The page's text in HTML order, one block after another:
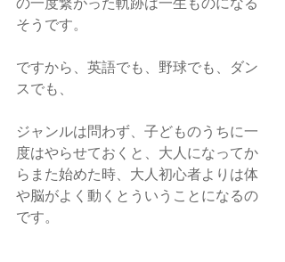
の一度繋がった軌跡は一生ものになる
そうです。
ですから、英語でも、野球でも、ダン
スでも、
ジャンルは問わず、子どものうちに一
度はやらせておくと、大人になってか
らまた始めた時、大人初心者よりは体
や脳がよく動くとういうことになるの
です。